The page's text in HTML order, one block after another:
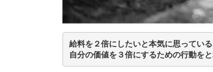
給料を２倍にしたいと本気に思ってい
自分の価値を３倍にするための行動を